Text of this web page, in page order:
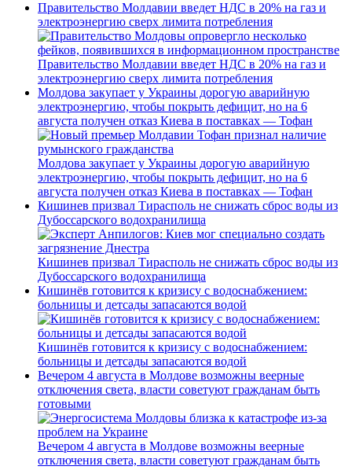
Правительство Молдавии введет НДС в 20% на газ и
электроэнергию сверх лимита потребления
Правительство Молдавии введет НДС в 20% на газ и
электроэнергию сверх лимита потребления
Молдова закупает у Украины дорогую аварийную
электроэнергию, чтобы покрыть дефицит, но на 6
августа получен отказ Киева в поставках — Тофан
Молдова закупает у Украины дорогую аварийную
электроэнергию, чтобы покрыть дефицит, но на 6
августа получен отказ Киева в поставках — Тофан
Кишинев призвал Тирасполь не снижать сброс воды из
Дубоссарского водохранилища
Кишинев призвал Тирасполь не снижать сброс воды из
Дубоссарского водохранилища
Кишинёв готовится к кризису с водоснабжением:
больницы и детсады запасаются водой
Кишинёв готовится к кризису с водоснабжением:
больницы и детсады запасаются водой
Вечером 4 августа в Молдове возможны веерные
отключения света, власти советуют гражданам быть
готовыми
Вечером 4 августа в Молдове возможны веерные
отключения света, власти советуют гражданам быть